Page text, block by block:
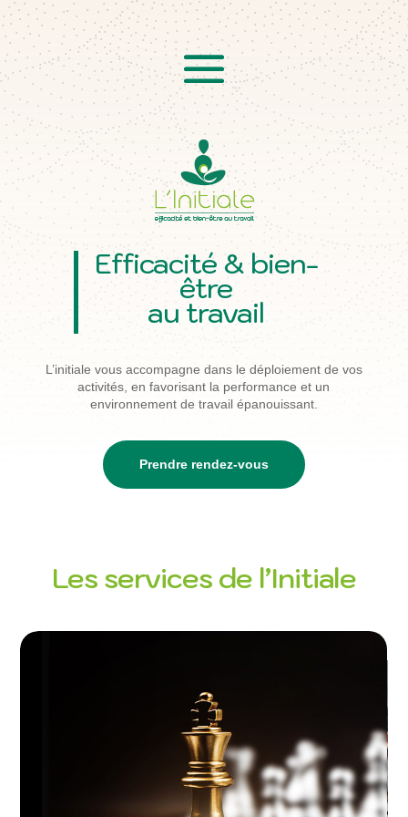
Efficacité & bien-
être
au travail
L’initiale vous accompagne dans le déploiement de vos
activités, en favorisant la performance et un
environnement de travail épanouissant.
Prendre rendez-vous
Les services de l’Initiale